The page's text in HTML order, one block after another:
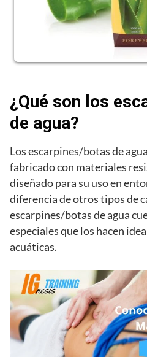
¿Qué son los
de agua?
Los escarpines/botas de
fabricado con materiales
diseñado para su uso en
diferencia de otros tipos de
escarpines/botas de agua
especiales que los hacen
acuáticas.